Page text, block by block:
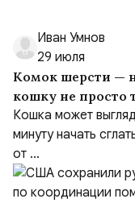
Иван Умнов
29 июля
Комок шерсти —
кошку не просто
Кошка может
минуту начать
от ...